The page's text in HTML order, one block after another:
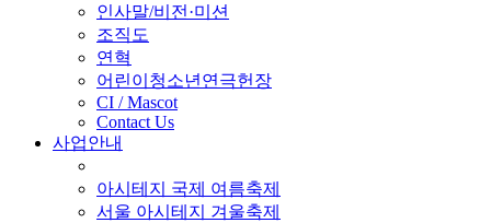
인사말/비전·미션
조직도
연혁
어린이청소년연극헌장
CI / Mascot
Contact Us
사업안내
아시테지 국제 여름축제
서울 아시테지 겨울축제